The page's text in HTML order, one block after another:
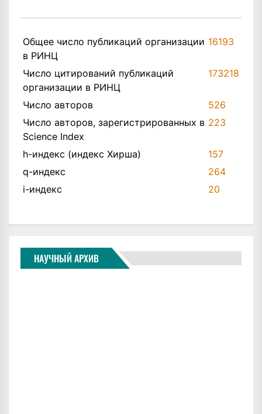
Общее число публикаций организации
в РИНЦ
16193
Число цитирований публикаций
организации в РИНЦ
173218
Число авторов
526
Число авторов, зарегистрированных в
Science Index
223
h-индекс (индекс Хирша)
157
q-индекс
264
i-индекс
20
НАУЧНЫЙ АРХИВ